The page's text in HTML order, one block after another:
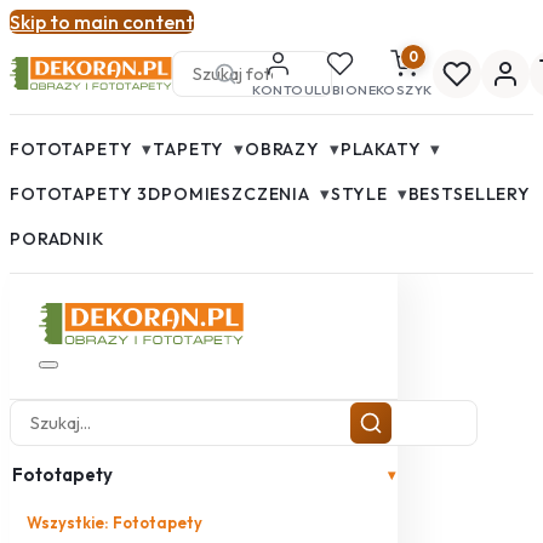
Skip to main content
KONTOULUBIONE
0
KOSZYK
FOTOTAPETY ▾TAPETY ▾OBRAZY ▾PLAKATY ▾
FOTOTAPETY 3DPOMIESZCZENIA ▾STYLE ▾BESTSELLERY
PORADNIK
Fototapety ▾
Wszystkie: Fototapety